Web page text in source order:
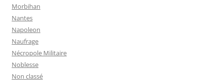
Morbihan
Nantes
Napoleon
Naufrage
Nécropole Militaire
Noblesse
Non classé